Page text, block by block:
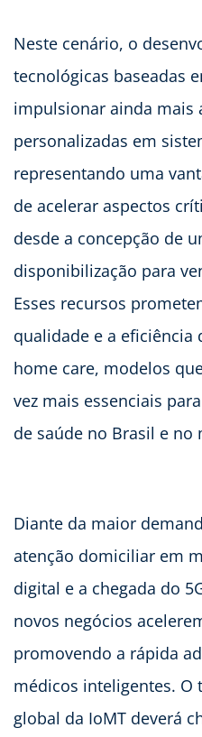
Neste cenário, o
tecnológicas baseadas
impulsionar ainda mais
personalizadas em
representando uma
de acelerar aspectos
desde a concepção de
disponibilização para
Esses recursos
qualidade e a eficiência
home care, modelos
vez mais essenciais
de saúde no Brasil e no
Diante da maior
atenção domiciliar em
digital e a chegada do
novos negócios
promovendo a rápida
médicos inteligentes. O
global da IoMT deverá